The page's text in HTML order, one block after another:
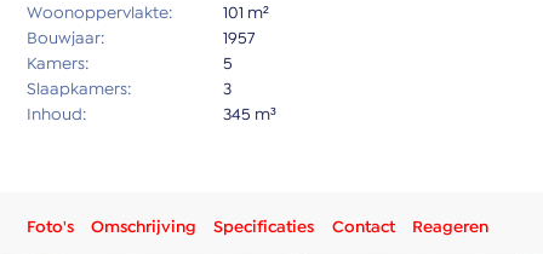
Woonoppervlakte:
101 m²
Bouwjaar:
1957
Kamers:
5
Slaapkamers:
3
Inhoud:
345 m³
Foto's Omschrijving Specificaties Contact Reageren